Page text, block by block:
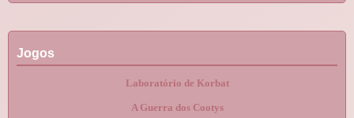
Jogos
Laboratório de Korbat
A Guerra dos Cootys